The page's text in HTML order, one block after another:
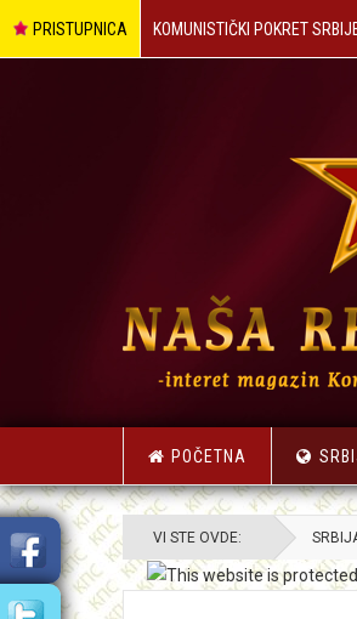
PRISTUPNICA KOMUNISTIČKI POKRET
POČETNA
VI STE OVDE: